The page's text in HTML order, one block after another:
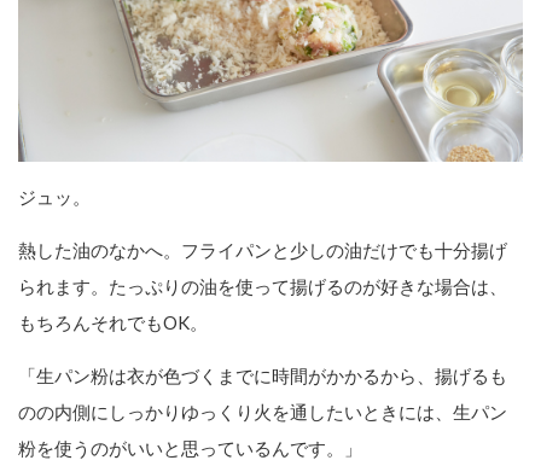
ジュッ。
熱した油のなかへ。フライパンと少しの油だけでも十分揚げ
られます。たっぷりの油を使って揚げるのが好きな場合は、
もちろんそれでもOK。
「生パン粉は衣が色づくまでに時間がかかるから、揚げるも
のの内側にしっかりゆっくり火を通したいときには、生パン
粉を使うのがいいと思っているんです。」